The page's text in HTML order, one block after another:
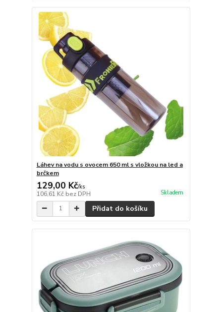
Láhev na vodu s ovocem 650 ml s vložkou na led a
brčkem
129,00 Kč/ks
106,61 Kč bez DPH Skladem
Přidat do košíku